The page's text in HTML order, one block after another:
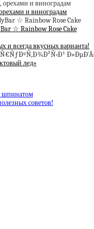
и виноградам
☆ Rainbow Rose Cake
и всегда вкусных варианта!
лед»
шпинатом
советов!